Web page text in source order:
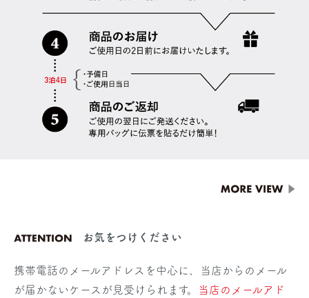
お気をつけください
携帯電話のメールアドレスを中心に、当店からのメール
が届かないケースが見受けられます。
当店のメールアド